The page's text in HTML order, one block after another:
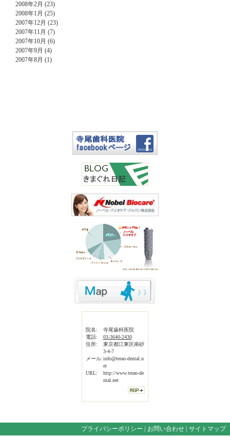
2008年2月 (23)
2008年1月 (25)
2007年12月 (23)
2007年11月 (7)
2007年10月 (6)
2007年9月 (4)
2007年8月 (1)
院名:
寺尾歯科医院
電話:
03-3640-2430
住所:
東京都江東区南砂
3-4-7
メール:info@terao-dental.n
et
URL:
http://www.terao-de
ntal.net
プライバシーポリシー | お問い合わせ | サイトマップ